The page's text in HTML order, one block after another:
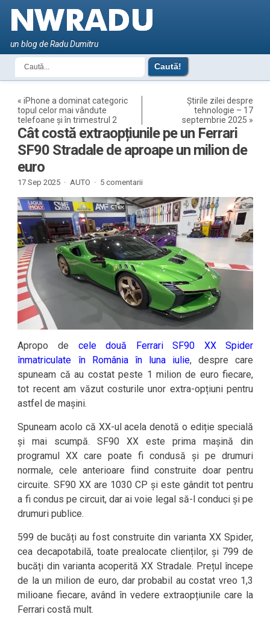
un blog de Radu Dumitru
«iPhone a dominat categoric
topul celor mai vândute
telefoane și în trimestrul 2
Știrile zilei despre
tehnologie – 17
septembrie 2025 »
Cât costă extraopțiunile pe un Ferrari
SF90 Stradale de aproape un milion de
euro
17 Sep 2025 · AUTO · 5 comentarii
Apropo de cele două Ferrari SF90 XX Spider
înmatriculate în România în luna iulie, despre care
spuneam că au costat peste 1 milion de euro fiecare,
tot recent am văzut costurile unor extra-opțiuni pentru
astfel de mașini.
Spuneam acolo că XX-ul acela denotă o ediție specială
și mai scumpă. SF90 XX este prima mașină din
programul XX care poate fi condusă și pe drumuri
normale, cele anterioare fiind construite doar pentru
circuite. SF90 XX are 1030 CP și este gândit tot pentru
a fi condus pe circuit, dar ai voie legal să-l conduci și pe
drumuri publice.
599 de bucăți au fost construite din varianta XX Spider,
cea decapotabilă, toate prealocate clienților, și 799 de
bucăți din varianta acoperită XX Stradale. Prețul începe
de la un milion de euro, dar probabil au costat vreo 1,3
milioane fiecare, având în vedere extraopțiunile care la
Ferrari costă mult.